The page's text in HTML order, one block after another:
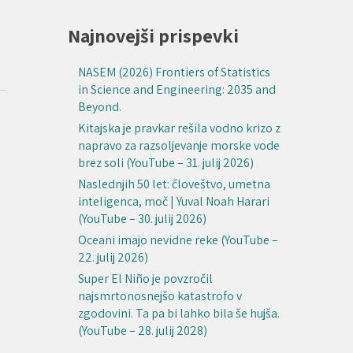
Najnovejši prispevki
NASEM (2026) Frontiers of Statistics
in Science and Engineering: 2035 and
Beyond.
Kitajska je pravkar rešila vodno krizo z
napravo za razsoljevanje morske vode
brez soli (YouTube – 31. julij 2026)
Naslednjih 50 let: človeštvo, umetna
inteligenca, moč | Yuval Noah Harari
(YouTube – 30. julij 2026)
Oceani imajo nevidne reke (YouTube –
22. julij 2026)
Super El Niño je povzročil
najsmrtonosnejšo katastrofo v
zgodovini. Ta pa bi lahko bila še hujša.
(YouTube – 28. julij 2028)